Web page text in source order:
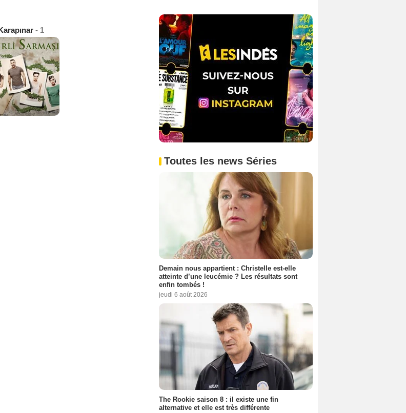
- 1
Toutes les news Séries
Demain nous appartient : Christelle est-elle
atteinte d’une leucémie ? Les résultats sont
enfin tombés !
jeudi 6 août 2026
The Rookie saison 8 : il existe une fin
alternative et elle est très différente